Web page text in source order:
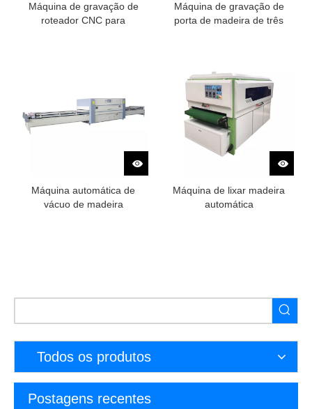
Máquina de gravação de
roteador CNC para
Máquina de gravação de
porta de madeira de três
Máquina automática de
vácuo de madeira
Máquina de lixar madeira
automática
Todos os produtos
Postagens recentes